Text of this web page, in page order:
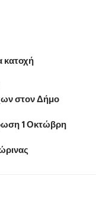
κατοχή
στον Δήμο
1 Οκτώβρη